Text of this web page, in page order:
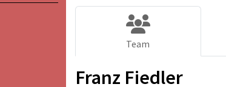
Team
Franz Fiedler